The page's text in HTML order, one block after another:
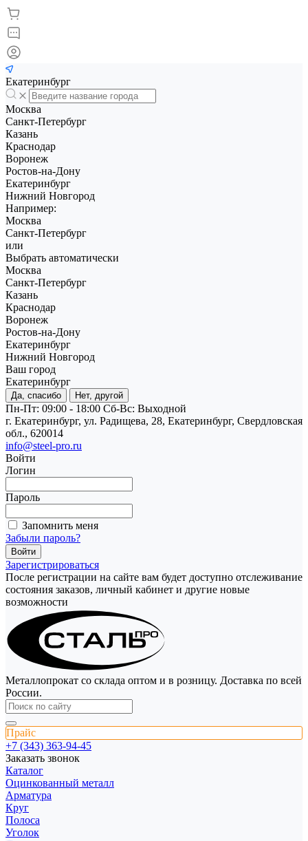
Екатеринбург
Москва
Санкт-Петербург
Казань
Краснодар
Воронеж
Ростов-на-Дону
Екатеринбург
Нижний Новгород
Например:
Москва
Санкт-Петербург
или
Выбрать автоматически
Москва
Санкт-Петербург
Казань
Краснодар
Воронеж
Ростов-на-Дону
Екатеринбург
Нижний Новгород
Ваш город
Екатеринбург
Да, спасибо Нет, другой
Пн-Пт: 09:00 - 18:00 Cб-Вс: Выходной
г. Екатеринбург, ул. Радищева, 28, Екатеринбург, Свердловская
обл., 620014
info@steel-pro.ru
Войти
Логин
Пароль
Запомнить меня
Забыли пароль?
Зарегистрироваться
После регистрации на сайте вам будет доступно отслеживание
состояния заказов, личный кабинет и другие новые
возможности
Металлопрокат со склада оптом и в розницу. Доставка по всей
России.
Прайс
+7 (343) 363-94-45
Заказать звонок
Каталог
Оцинкованный металл
Арматура
Круг
Полоса
Уголок